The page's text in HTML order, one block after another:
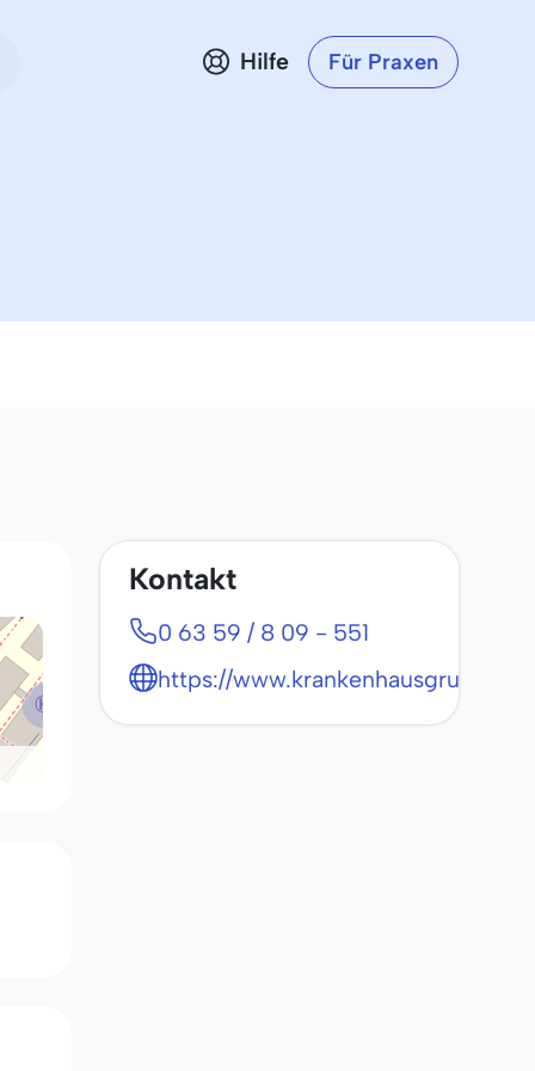
Hilfe Für Praxen
Kontakt
0 63 59 / 8 09 - 551
https://